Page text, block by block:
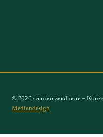
© 2026 carnivorsandmore –
Mediendesign